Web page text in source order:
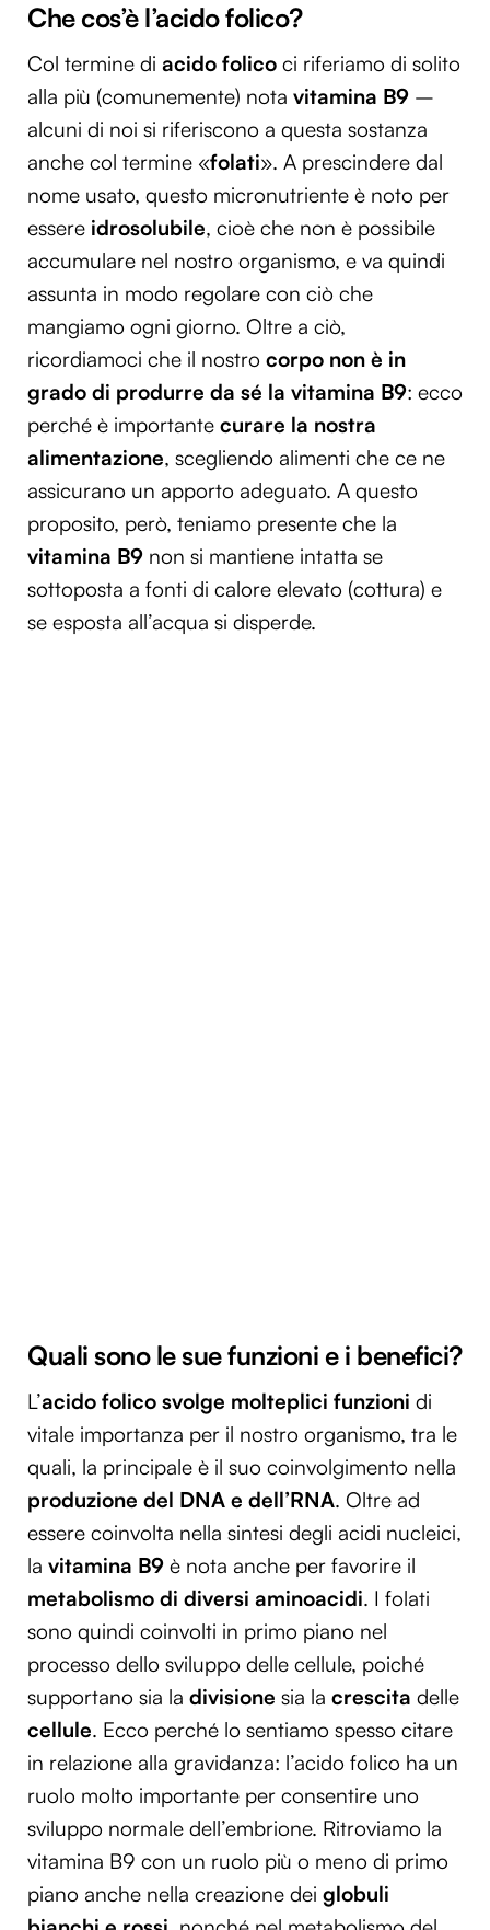
Che cos’è l’acido folico?
Col termine di acido folico ci riferiamo di solito
alla più (comunemente) nota vitamina B9 –
alcuni di noi si riferiscono a questa sostanza
anche col termine «folati». A prescindere dal
nome usato, questo micronutriente è noto per
essere idrosolubile, cioè che non è possibile
accumulare nel nostro organismo, e va quindi
assunta in modo regolare con ciò che
mangiamo ogni giorno. Oltre a ciò,
ricordiamoci che il nostro corpo non è in
grado di produrre da sé la vitamina B9: ecco
perché è importante curare la nostra
alimentazione, scegliendo alimenti che ce ne
assicurano un apporto adeguato. A questo
proposito, però, teniamo presente che la
vitamina B9 non si mantiene intatta se
sottoposta a fonti di calore elevato (cottura) e
se esposta all’acqua si disperde.
Quali sono le sue funzioni e i benefici?
L’acido folico svolge molteplici funzioni di
vitale importanza per il nostro organismo, tra le
quali, la principale è il suo coinvolgimento nella
produzione del DNA e dell’RNA. Oltre ad
essere coinvolta nella sintesi degli acidi nucleici,
la vitamina B9 è nota anche per favorire il
metabolismo di diversi aminoacidi. I folati
sono quindi coinvolti in primo piano nel
processo dello sviluppo delle cellule, poiché
supportano sia la divisione sia la crescita delle
cellule. Ecco perché lo sentiamo spesso citare
in relazione alla gravidanza: l’acido folico ha un
ruolo molto importante per consentire uno
sviluppo normale dell’embrione. Ritroviamo la
vitamina B9 con un ruolo più o meno di primo
piano anche nella creazione dei globuli